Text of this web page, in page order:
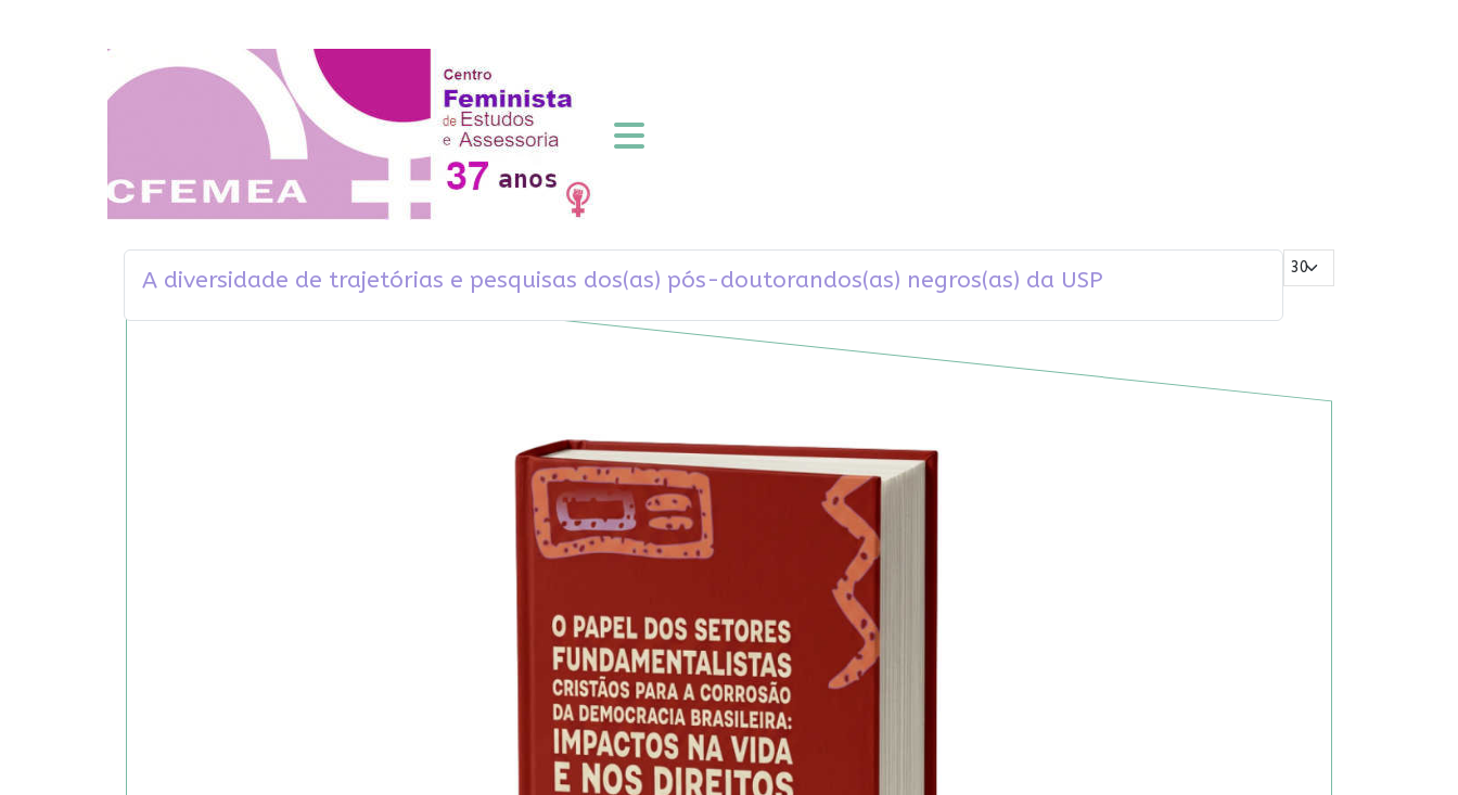
Mostrar #
A diversidade de trajetórias e pesquisas dos(as) pós-doutorandos(as) negros(as) da USP